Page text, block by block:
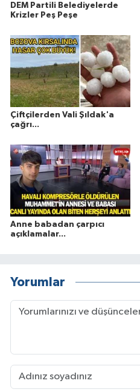
DEM Partili Belediyelerde
Krizler Peş Peşe
Çiftçilerden Vali Şıldak'a
çağrı...
Anne babadan çarpıcı
açıklamalar...
Yorumlar